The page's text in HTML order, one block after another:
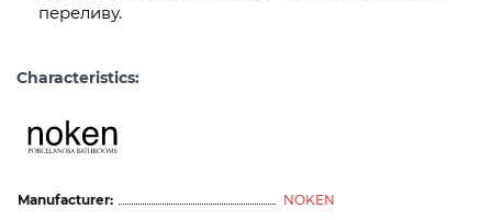
переливу.
Characteristics:
Manufacturer:
NOKEN